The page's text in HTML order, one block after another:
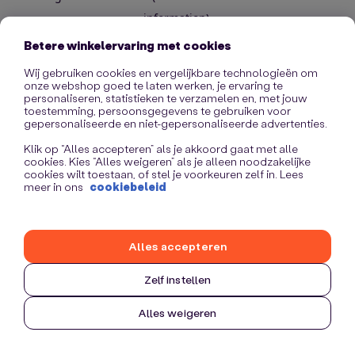
information).
Betere winkelervaring met cookies
Wij gebruiken cookies en vergelijkbare technologieën om
onze webshop goed te laten werken, je ervaring te
personaliseren, statistieken te verzamelen en, met jouw
toestemming, persoonsgegevens te gebruiken voor
gepersonaliseerde en niet-gepersonaliseerde advertenties.
Klik op “Alles accepteren” als je akkoord gaat met alle
cookies. Kies “Alles weigeren” als je alleen noodzakelijke
cookies wilt toestaan, of stel je voorkeuren zelf in. Lees
meer in ons cookiebeleid
Zelf instellen
Alles weigeren
Alles accepteren